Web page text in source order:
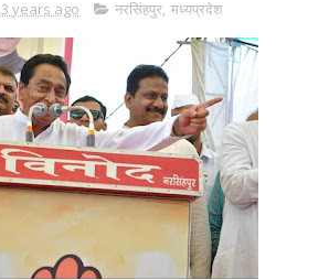
3 years ago नरसिंहपुर, मध्यप्रदेश